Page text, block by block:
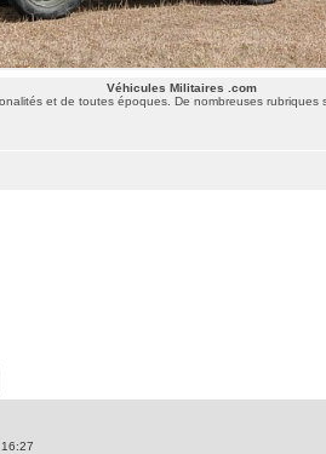
Véhicules Militaires .com
et de toutes époques. De nombreuses